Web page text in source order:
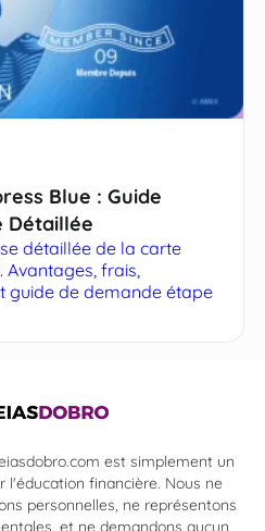
Blue : Guide
Détaillée
détaillée de la carte
Avantages, frais,
guide de demande étape
est simplement un
l'éducation financière. Nous ne
personnelles, ne représentons
et ne demandons aucun